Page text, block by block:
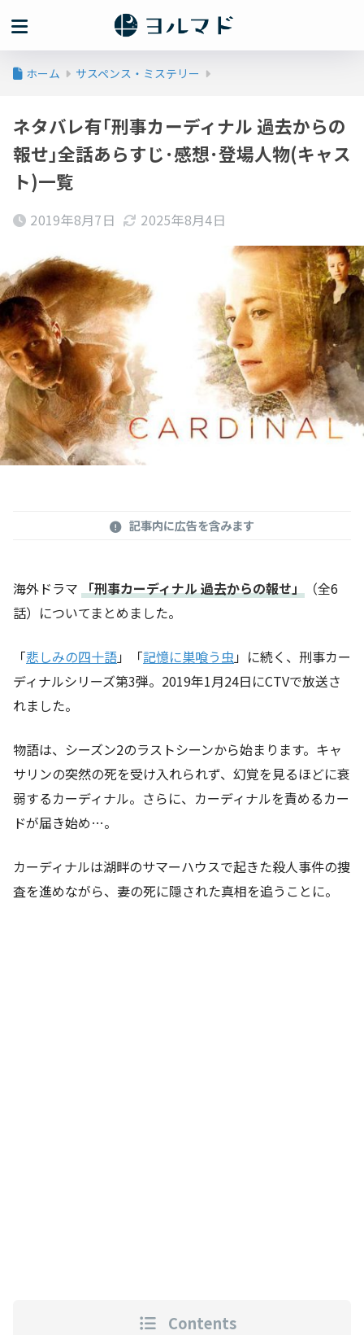
ホーム サスペンス・ミステリー
ネタバレ有｢刑事カーディナル 過去からの
報せ｣全話あらすじ･感想･登場人物(キャス
ト)一覧
2019年8月7日 2025年8月4日
記事内に広告を含みます
海外ドラマ 「刑事カーディナル 過去からの報せ」 （全6
話）についてまとめました。
「悲しみの四十語」「記憶に巣喰う虫」に続く、刑事カー
ディナルシリーズ第3弾。2019年1月24日にCTVで放送さ
れました。
物語は、シーズン2のラストシーンから始まります。キャ
サリンの突然の死を受け入れられず、幻覚を見るほどに衰
弱するカーディナル。さらに、カーディナルを責めるカー
ドが届き始め…。
カーディナルは湖畔のサマーハウスで起きた殺人事件の捜
査を進めながら、妻の死に隠された真相を追うことに。
Contents